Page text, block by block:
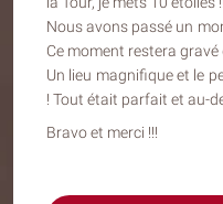
Nous avons passé un
Ce moment restera gravé
Un lieu magnifique et le
! Tout était parfait et au-
Bravo et merci !!!